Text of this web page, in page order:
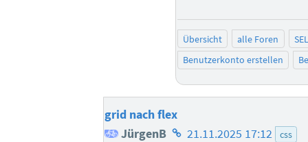
Übersicht alle Foren
Benutzerkonto erstellen
grid nach flex
JürgenB Homepage
21.11.2025 17:12 css